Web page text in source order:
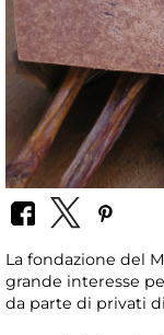
La fondazione del
grande interesse
da parte di privati